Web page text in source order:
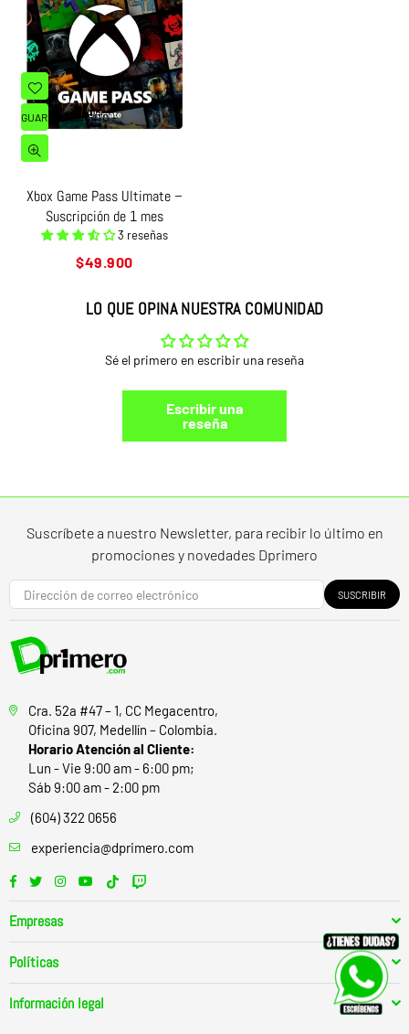
GUARDAR CARRITO
Xbox Game Pass Ultimate –
Suscripción de 1 mes
3 reseñas
Precio
$49.900
LO QUE OPINA NUESTRA COMUNIDAD
Sé el primero en escribir una reseña
Escribir una
reseña
Suscríbete a nuestro Newsletter, para recibir lo último en
promociones y novedades Dprimero
SUSCRIBIR
Cra. 52a #47 – 1, CC Megacentro,
Oficina 907, Medellín – Colombia.
Horario Atención al Cliente:
Lun - Vie 9:00 am - 6:00 pm;
Sáb 9:00 am - 2:00 pm
(604) 322 0656
experiencia@dprimero.com
Facebook
TwitterInstagramYouTube
TikTokTwitch
Empresas
Políticas
Información legal